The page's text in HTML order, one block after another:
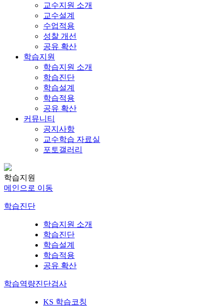
교수지원 소개
교수설계
수업적용
성찰 개선
공유 확산
학습지원
학습지원 소개
학습진단
학습설계
학습적용
공유 확산
커뮤니티
공지사항
교수학습 자료실
포토갤러리
학습지원
메인으로 이동
학습진단
학습지원 소개
학습진단
학습설계
학습적용
공유 확산
학습역량진단검사
KS 학습코칭